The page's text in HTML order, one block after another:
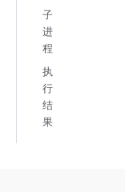
子
进
程
执
行
结
果